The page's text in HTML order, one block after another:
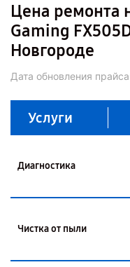
Цена ремонта
Gaming
Новгороде
Дата обновления
Услуги
Диагностика
Чистка от пыли